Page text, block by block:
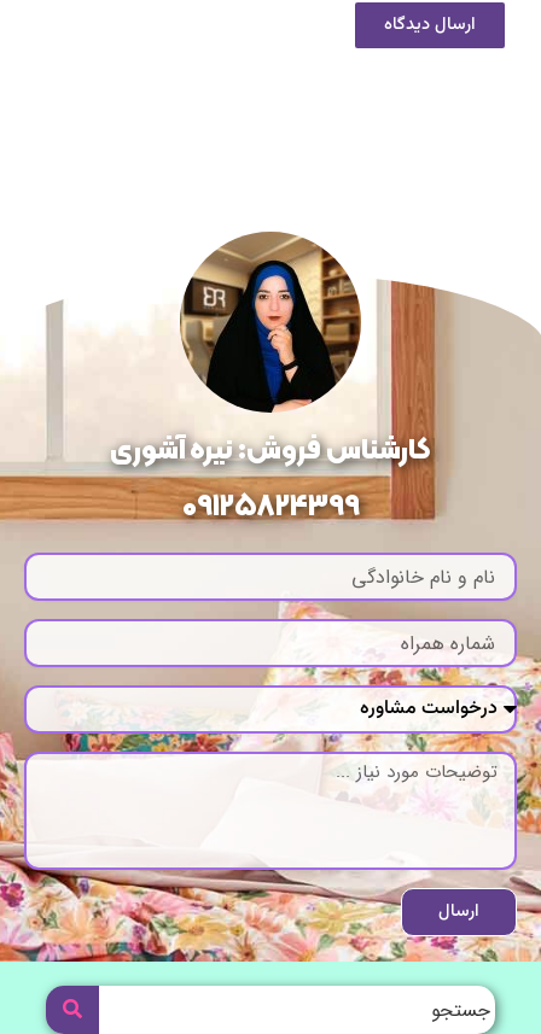
کارشناس فروش: نیره آشوری
09125824399
ارسال